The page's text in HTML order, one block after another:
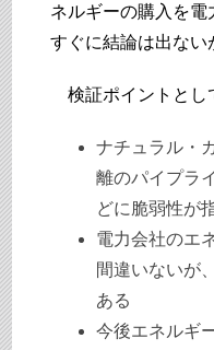
ネルギーの購入を電
すぐに結論は出ない
検証ポイントとし
ナチュラル・
離のパイプラ
どに脆弱性が
電力会社のエ
間違いないが
ある
今後エネルギ